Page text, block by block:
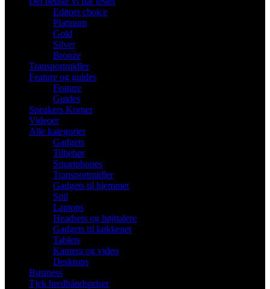
Editors choice
Platinum
Gold
Silver
Bronze
Transportmidler
Feature og guides
Feature
Guides
Speakers Korner
Videoer
Alle kategorier
Gadgets
Tilbehør
Smartphones
Transportmidler
Gadgets til hjemmet
Spil
Laptops
Headsets og højttalere
Gadgets til køkkenet
Tablets
Kamera og video
Desktops
Business
Tjek bredbåndspriser